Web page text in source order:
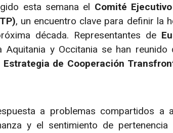
esta semana el Comité Ejecutivo
, un encuentro clave para definir la
década. Representantes de
Aquitania y Occitania se han reunido
Estrategia de Cooperación
a problemas compartidos a
y el sentimiento de pertenencia